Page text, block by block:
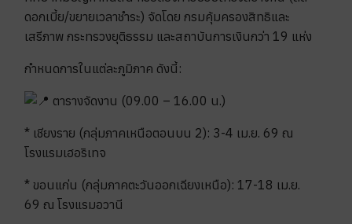
ดอกเบี้ย/ขยายเวลาชำระ) จัดโดย กรมคุ้มครองสิทธิและ
เสรีภาพ กระทรวงยุติธรรม และสถาบันการเงินกว่า 19 แห่ง
กำหนดการในแต่ละภูมิภาค ดังนี้:
ตารางจัดงาน (09.00 – 16.00 น.)
* เชียงราย (กลุ่มภาคเหนือตอนบน 2): 3-4 เม.ย. 69 ณ
โรงแรมเฮอริเทจ
* ขอนแก่น (กลุ่มภาคตะวันออกเฉียงเหนือ): 17-18 เม.ย.
69 ณ โรงแรมอวานี